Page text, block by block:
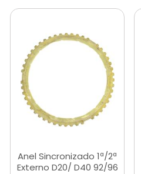
Anel Sincronizado 1ª/2ª
Externo D20/ D40 92/96